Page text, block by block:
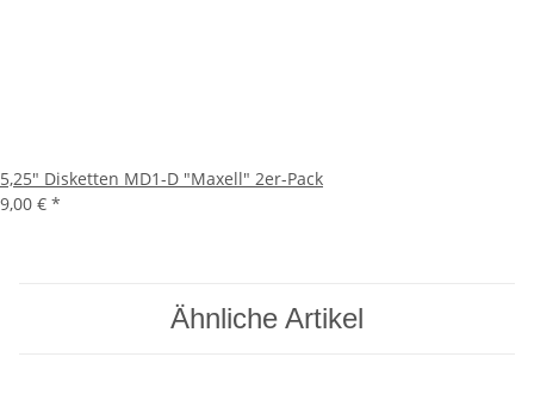
5,25" Disketten MD1-D "Maxell" 2er-Pack
9,00 € *
Ähnliche Artikel